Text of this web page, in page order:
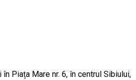
Piața Mare nr. 6, în centrul Sibiului,